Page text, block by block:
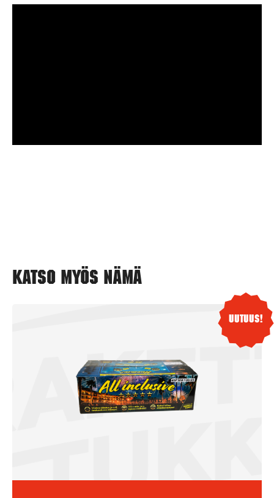
Katso myös nämä
Uutuus!